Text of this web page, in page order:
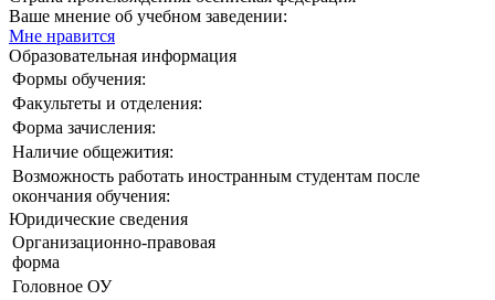
Ваше мнение об учебном заведении:
Мне нравится
Образовательная информация
Формы обучения:
Факультеты и отделения:
Форма зачисления:
Наличие общежития:
Возможность работать иностранным студентам после
окончания обучения:
Юридические сведения
Организационно-правовая
форма
Головное ОУ